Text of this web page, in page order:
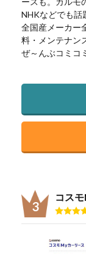
NHKなどでも話
全国産メーカー
料・メンテナン
ぜ～んぶコミコ
コス